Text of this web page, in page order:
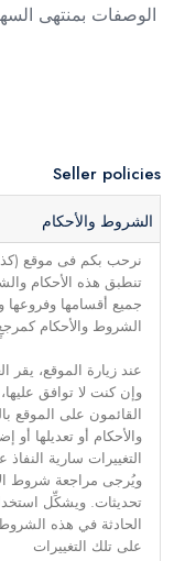
الوصفات بمنتهى
Seller policies
الشروط والأحكام
نرحب بكم فى موقع
تنطبق هذه الأحكام
جميع أقسامها وفروعها
الشروط والأحكام
عند زيارة الموقع، يقر
وإن كنت لا توافق
القائمون على الموقع
والأحكام أو تعديلها أو
التغييرات سارية
ويُرجى مراجعة شروط
تحديثات. ويشكِّل
الحادثة في هذه الشروط
على تلك التغييرات